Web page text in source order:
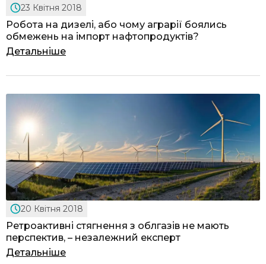
23 Квітня 2018
Робота на дизелі, або чому аграрії боялись
обмежень на імпорт нафтопродуктів?
Детальніше
20 Квітня 2018
Ретроактивні стягнення з облгазів не мають
перспектив, – незалежний експерт
Детальніше